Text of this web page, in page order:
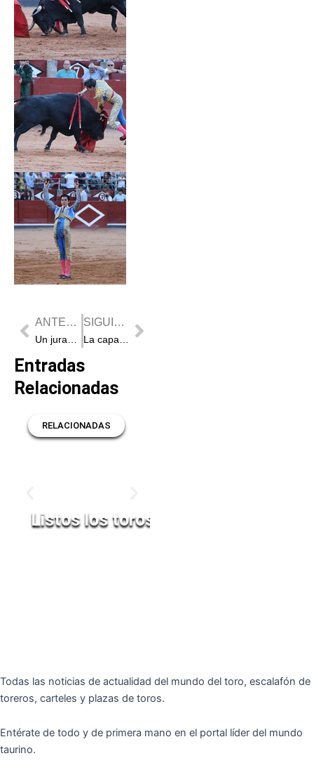
Prev ANTERIOR SIGUIENTE
Entradas
Relacionadas
RELACIONADAS
Listos los toros de San Pelayo
Todas las noticias de actualidad del mundo del toro, escalafón de
toreros, carteles y plazas de toros.
Entérate de todo y de primera mano en el portal líder del mundo
taurino.